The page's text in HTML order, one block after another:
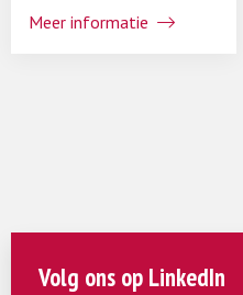
Meer informatie
Volg ons op LinkedIn